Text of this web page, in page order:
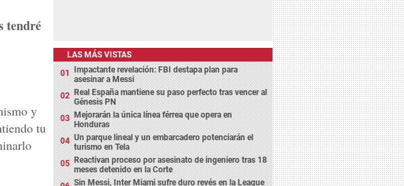
tendré
y
tu
LAS MÁS VISTAS
Impactante revelación: FBI destapa plan para
asesinar a Messi
Real España mantiene su paso perfecto tras vencer al
Génesis PN
Mejorarán la única línea férrea que opera en
Honduras
Un parque lineal y un embarcadero potenciarán el
turismo en Tela
Reactivan proceso por asesinato de ingeniero tras 18
meses detenido en la Corte
Sin Messi, Inter Miami sufre duro revés en la League